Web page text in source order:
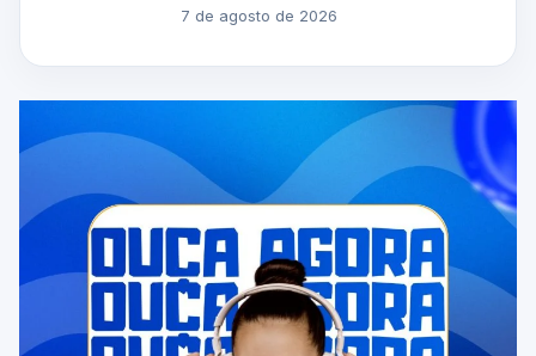
7 de agosto de 2026